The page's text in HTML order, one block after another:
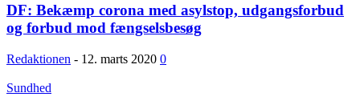
DF: Bekæmp corona med asylstop, udgangsforbud
og forbud mod fængselsbesøg
Redaktionen - 12. marts 2020 0
Sundhed